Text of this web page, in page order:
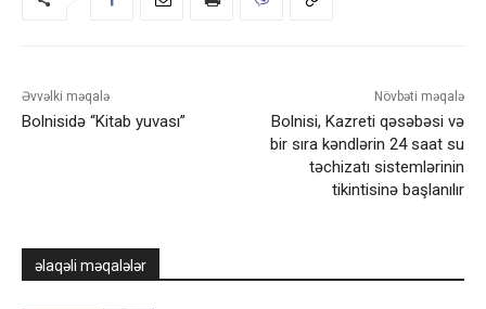
Əvvəlki məqalə
Bolnisidə “Kitab yuvası”
Növbəti məqalə
Bolnisi, Kazreti qəsəbəsi və
bir sıra kəndlərin 24 saat su
təchizatı sistemlərinin
tikintisinə başlanılır
əlaqəli məqalələr